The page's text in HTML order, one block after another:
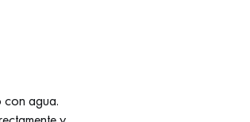
con agua.